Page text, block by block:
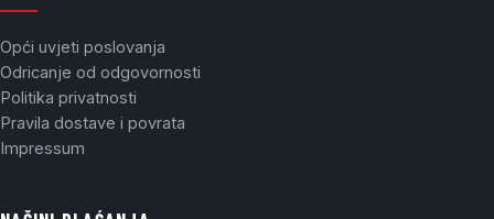
Opći uvjeti poslovanja
Odricanje od odgovornosti
Politika privatnosti
Pravila dostave i povrata
Impressum